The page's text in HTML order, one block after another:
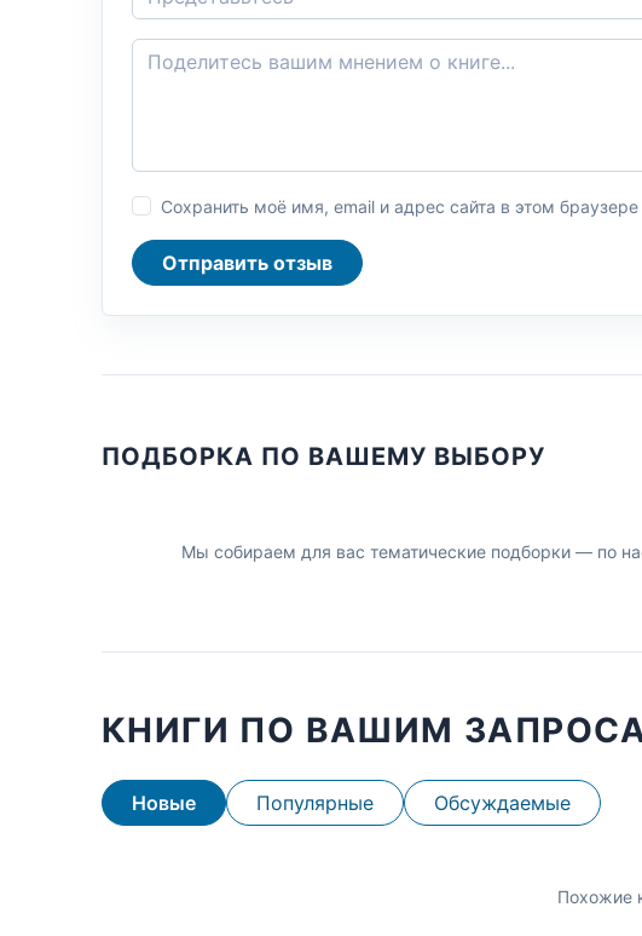
Сохранить моё имя, email и адрес сайта в этом
Отправить отзыв
ПОДБОРКА ПО ВАШЕМУ ВЫБОРУ
Мы собираем для вас тематические подборки — по
КНИГИ ПО ВАШИМ
Новые Популярные Обсуждаемые
Похожие